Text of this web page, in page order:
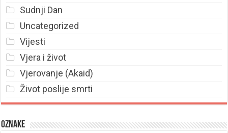
Sudnji Dan
Uncategorized
Vijesti
Vjera i život
Vjerovanje (Akaid)
Život poslije smrti
Oznake